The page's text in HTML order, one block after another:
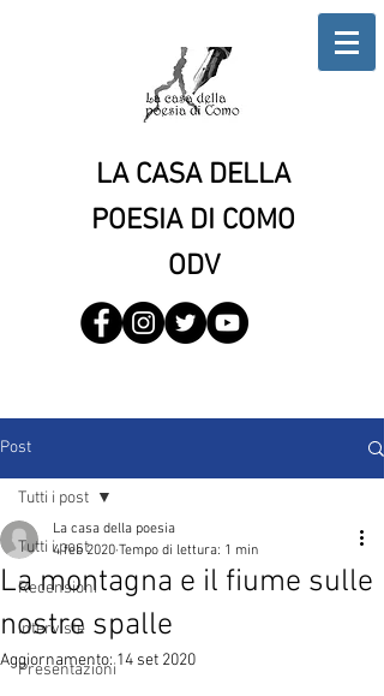
LA CASA DELLA
POESIA DI COMO
ODV
Post
Tutti i post
Recensioni
Interviste
Presentazioni
Tutti i post
La montagna e il fiume sulle
nostre spalle
La casa della poesia
4 feb 2020 Tempo di lettura: 1 min
Aggiornamento:14 set 2020